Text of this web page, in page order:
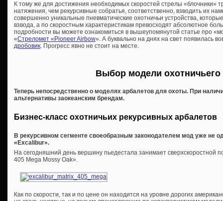
К тому же для достижения необходимых скоростей стрелы «блочники»
натяжения, чем рекурсивные собратья, соответственно, взводить их
совершенно уникальные пневматические охотничьи устройства,
взвода, а по скоростным характеристикам превосходят абсолютное
подробности вы можете ознакомиться в вышеупомянутой статье про
«Стреломет «Pioneer Airbow». А буквально на днях на свет появилась
дробовик. Прогресс явно не стоит на месте.
Выбор модели охотничьего
Теперь непосредственно о моделях арбалетов для охоты. При
альтернативы заокеанским брендам.
Бизнес-класс охотничьих рекурсивных арбалетов
В рекурсивном сегменте своеобразным законодателем мод уже не
«Excalibur».
На сегодняшний день вершину пьедестала занимает сверхскоростной
405 Mega Mossy Oak».
Как по скорости, так и по цене он находится на уровне дорогих